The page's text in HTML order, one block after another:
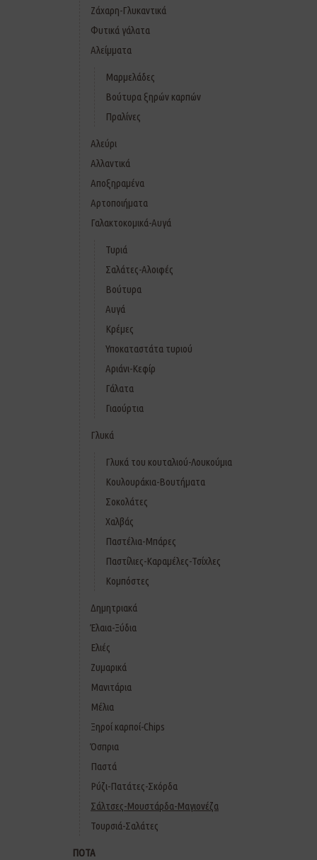
Ζάχαρη-Γλυκαντικά
Φυτικά γάλατα
Αλείμματα
Μαρμελάδες
Βούτυρα ξηρών καρπών
Πραλίνες
Αλεύρι
Αλλαντικά
Αποξηραμένα
Αρτοποιήματα
Γαλακτοκομικά-Αυγά
Τυριά
Σαλάτες-Αλοιφές
Βούτυρα
Αυγά
Κρέμες
Υποκαταστάτα τυριού
Αριάνι-Κεφίρ
Γάλατα
Γιαούρτια
Γλυκά
Γλυκά του κουταλιού-Λουκούμια
Κουλουράκια-Βουτήματα
Σοκολάτες
Χαλβάς
Παστέλια-Μπάρες
Παστίλιες-Καραμέλες-Τσίχλες
Κομπόστες
Δημητριακά
Έλαια-Ξύδια
Ελιές
Ζυμαρικά
Μανιτάρια
Μέλια
Ξηροί καρποί-Chips
Όσπρια
Παστά
Ρύζι-Πατάτες-Σκόρδα
Σάλτσες-Μουστάρδα-Μαγιονέζα
Τουρσιά-Σαλάτες
ΠΟΤΑ